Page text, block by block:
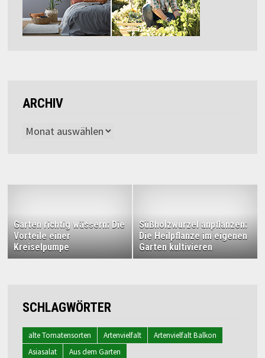
ARCHIV
Archiv
Garten richtig wässern: Die
Vorteile einer
Kreiselpumpe
Süßholzwurzel anpflanzen:
Die Heilpflanze im eigenen
Garten kultivieren
SCHLAGWÖRTER
alte Tomatensorten Artenvielfalt
Artenvielfalt Balkon
Asiasalat
Aus dem Garten